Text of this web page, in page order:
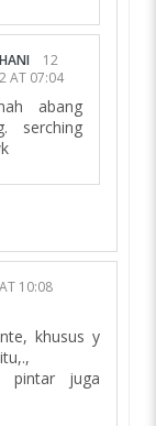
12
AT 07:04
abang
serching
10:08
khusus y
pintar juga